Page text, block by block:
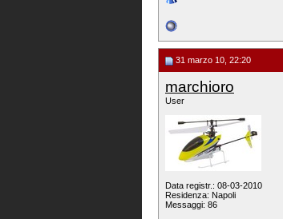
31 marzo 10, 22:20
marchioro
User
Data registr.: 08-03-2010
Residenza: Napoli
Messaggi: 86